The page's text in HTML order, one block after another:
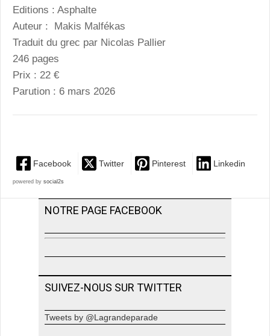
Editions : Asphalte
Auteur : Makis Malfékas
Traduit du grec par Nicolas Pallier
246 pages
Prix : 22 €
Parution : 6 mars 2026
Facebook Twitter Pinterest Linkedin
powered by social2s
NOTRE PAGE FACEBOOK
SUIVEZ-NOUS SUR TWITTER
Tweets by @Lagrandeparade